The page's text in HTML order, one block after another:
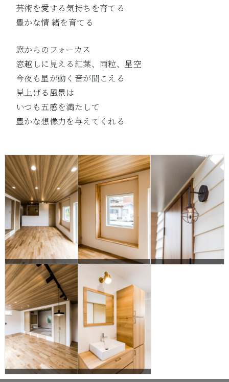
芸術を愛する気持ちを育てる
豊かな情 緒を育てる
窓からのフォーカス
窓越しに見える紅葉、雨粒、星空
今夜も星が動く音が聞こえる
見上げる風景は
いつも五感を満たして
豊かな想像力を与えてくれる